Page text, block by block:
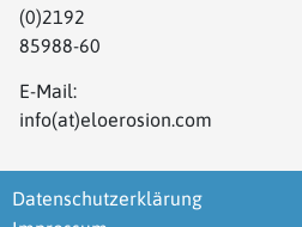
(0)2192
85988-60
E-Mail:
info(at)eloerosion.com
Datenschutzerklärung